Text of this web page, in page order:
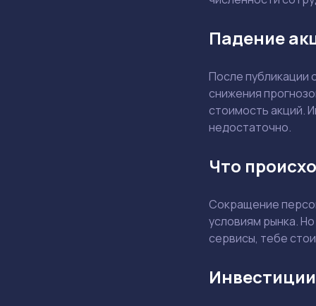
Падение
После публикации
снижения
стоимость акций.
недостаточно.
Что
Сокращение
условиям рынка.
сервисы, тебе